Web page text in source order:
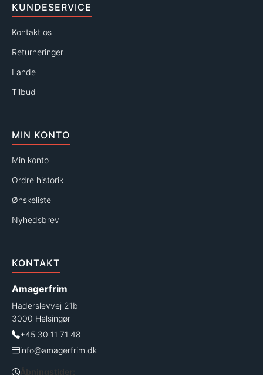
KUNDESERVICE
Kontakt os
Returneringer
Lande
Tilbud
MIN KONTO
Min konto
Ordre historik
Ønskeliste
Nyhedsbrev
KONTAKT
Amagerfrim
Haderslevvej 21b
3000 Helsingør
+45 30 11 71 48
info@amagerfrim.dk
Åbningstider: